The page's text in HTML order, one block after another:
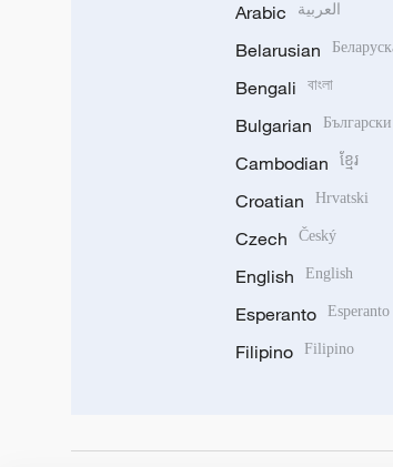
Arabic العربية
Belarusian
Bengali বাংলা
Bulgarian Български
Cambodian ខ្មែរ
Croatian Hrvatski
Czech Český
English English
Esperanto Esperanto
Filipino Filipino